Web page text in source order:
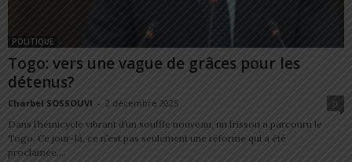
POLITIQUE
Togo: vers une vague de grâces pour les
détenus?
Charbel SOSSOUVI - 2 décembre 2025
0
Dans l’hémicycle vibrant d’un souffle nouveau, un frisson a parcouru le
Togo. Ce jour-là, ce n’est pas seulement une réforme qui a été
proclamée....